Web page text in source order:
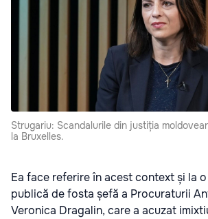
Strugariu: Scandalurile din justiția
la Bruxelles.
Ea face referire în acest context și la
publică de fosta șefă a Procuraturii
Veronica Dragalin, care a acuzat